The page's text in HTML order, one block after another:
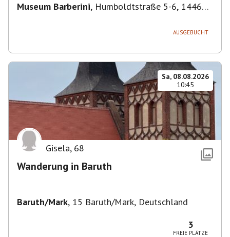
Museum Barberini, Humboldtstraße 5-6, 14467
AUSGEBUCHT
Sa, 08.08.2026
10:45
Gisela, 68
Wanderung in Baruth
Baruth/Mark, 15 Baruth/Mark, Deutschland
3
FREIE PLÄTZE